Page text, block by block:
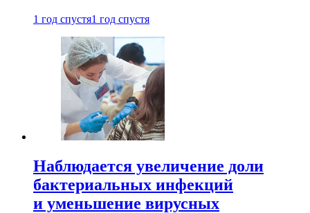
1 год спустя1 год спустя
Наблюдается увеличение доли
бактериальных инфекций
и уменьшение вирусных